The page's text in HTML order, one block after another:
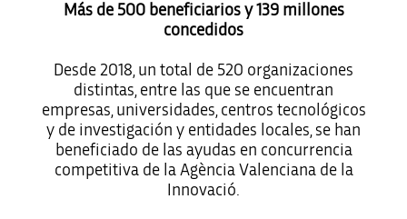
Más de 500 beneficiarios y 139 millones
concedidos
Desde 2018, un total de 520 organizaciones
distintas, entre las que se encuentran
empresas, universidades, centros tecnológicos
y de investigación y entidades locales, se han
beneficiado de las ayudas en concurrencia
competitiva de la Agència Valenciana de la
Innovació.